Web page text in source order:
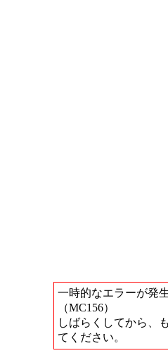
一時的なエラーが発
（MC156）
しばらくしてから、
てください。